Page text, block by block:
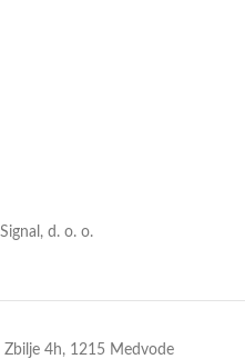
Signal, d. o. o.
Zbilje 4h, 1215 Medvode